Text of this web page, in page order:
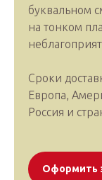
буквальном
на тонком
Сроки
Европа,
Россия и
Оформить